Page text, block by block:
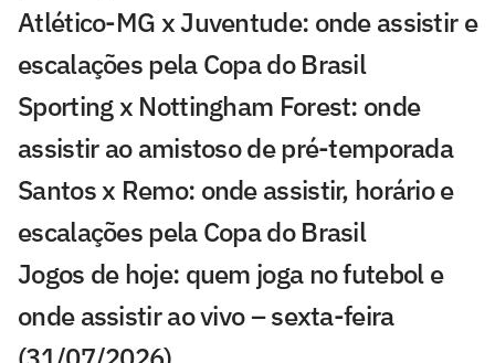
Atlético-MG x Juventude: onde assistir e
escalações pela Copa do Brasil
Sporting x Nottingham Forest: onde
assistir ao amistoso de pré-temporada
Santos x Remo: onde assistir, horário e
escalações pela Copa do Brasil
Jogos de hoje: quem joga no futebol e
onde assistir ao vivo – sexta-feira